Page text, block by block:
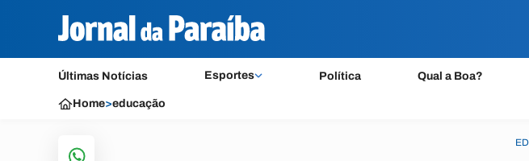
Últimas Notícias Esportes Política Qual a Boa?
Home>educação